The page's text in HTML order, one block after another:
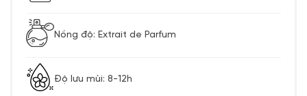
Nồng độ: Extrait de Parfum
Độ lưu mùi: 8-12h